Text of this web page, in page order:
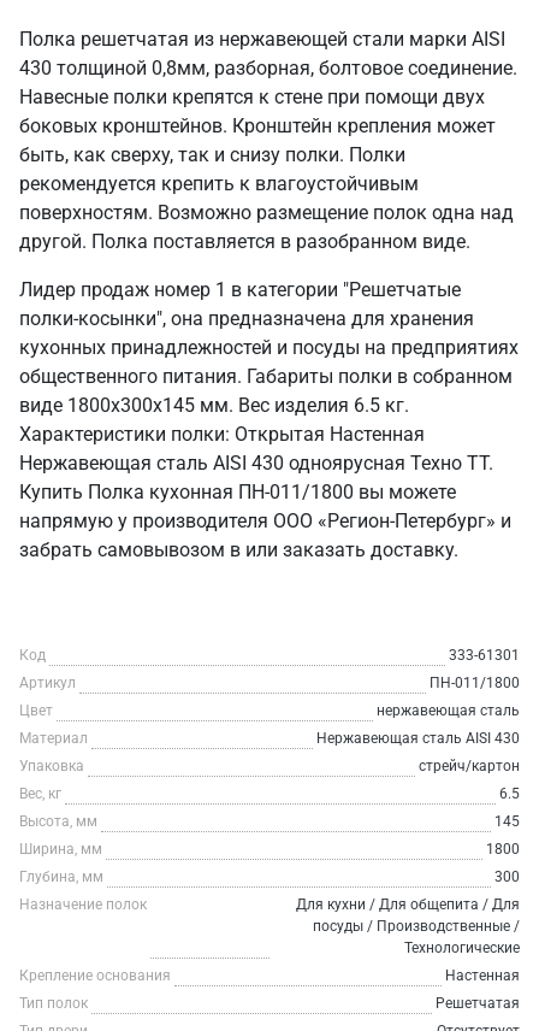
Полка решетчатая из нержавеющей стали марки AISI
430 толщиной 0,8мм, разборная, болтовое соединение.
Навесные полки крепятся к стене при помощи двух
боковых кронштейнов. Кронштейн крепления может
быть, как сверху, так и снизу полки. Полки
рекомендуется крепить к влагоустойчивым
поверхностям. Возможно размещение полок одна над
другой. Полка поставляется в разобранном виде.
Лидер продаж номер 1 в категории "Решетчатые
полки-косынки", она предназначена для хранения
кухонных принадлежностей и посуды на предприятиях
общественного питания. Габариты полки в собранном
виде 1800х300х145 мм. Вес изделия 6.5 кг.
Характеристики полки: Открытая Настенная
Нержавеющая сталь AISI 430 одноярусная Техно ТТ.
Купить Полка кухонная ПН-011/1800 вы можете
напрямую у производителя ООО «Регион-Петербург» и
забрать самовывозом в или заказать доставку.
Код
333-61301
Артикул
ПН-011/1800
Цвет
нержавеющая сталь
Материал
Нержавеющая сталь AISI 430
Упаковка
стрейч/картон
Вес, кг
6.5
Высота, мм
145
Ширина, мм
1800
Глубина, мм
300
Назначение полок
Для кухни / Для общепита / Для
посуды / Производственные /
Технологические
Крепление основания
Настенная
Тип полок
Решетчатая